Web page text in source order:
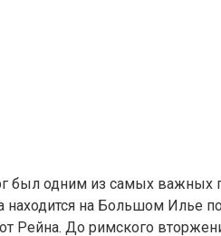
был одним из самых важных
находится на Большом Илье
Рейна. До римского